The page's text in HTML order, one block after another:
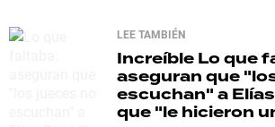
LEE TAMBIÉN
Increíble Lo que
aseguran que
escuchan" a
que "le hicieron